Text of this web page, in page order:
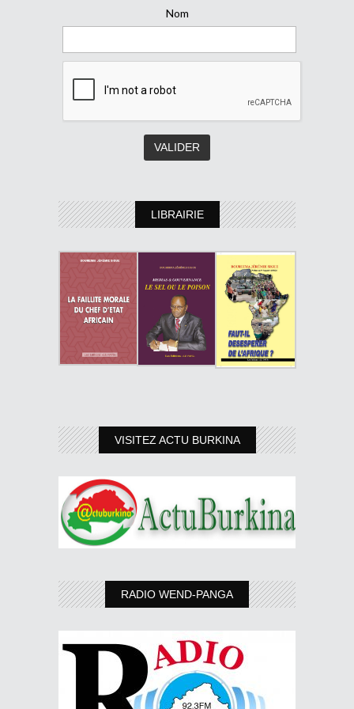
Nom
LIBRAIRIE
VISITEZ ACTU BURKINA
RADIO WEND-PANGA